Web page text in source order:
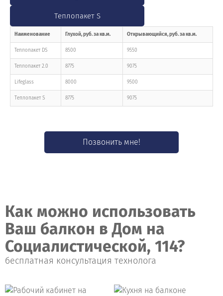
Тeплопакет S
Наименование Глухой, руб. за кв.м. Открывающийся, руб. за кв.м.
Теплопакет DS 8500 9550
Теплопакет 2.0 8775 9075
Lifeglass 8000 9500
Тeплопакет S 8775 9075
Позвонить мне!
Как можно использовать
Ваш балкон в Дом на
Социалистической, 114?
бесплатная консультация технолога